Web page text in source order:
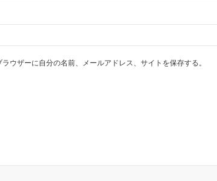
ウザーに自分の名前、メールアドレス、サイトを保存する。